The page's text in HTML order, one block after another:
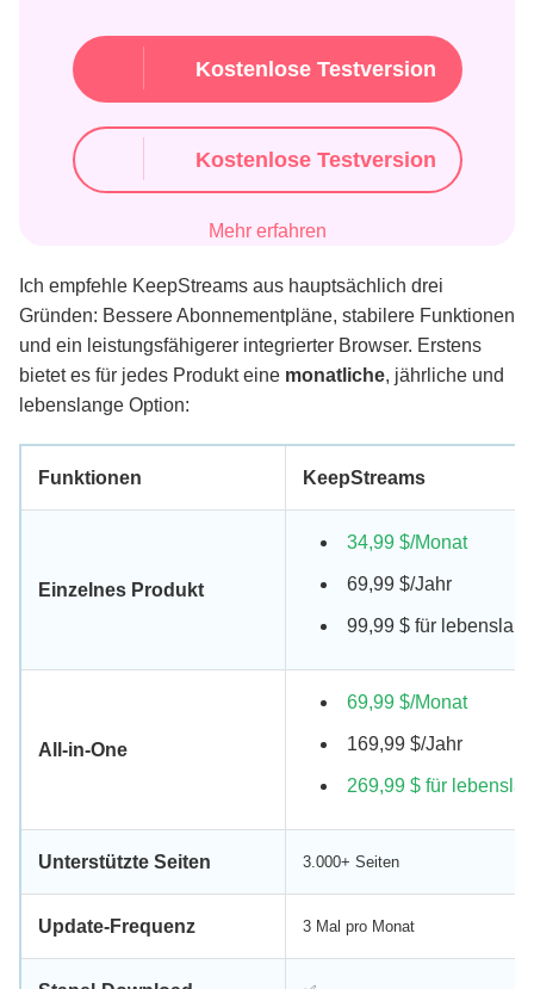
Kostenlose Testversion
Kostenlose Testversion
Mehr erfahren
Ich empfehle KeepStreams aus hauptsächlich drei
Gründen: Bessere Abonnementpläne, stabilere Funktionen
und ein leistungsfähigerer integrierter Browser. Erstens
bietet es für jedes Produkt eine monatliche, jährliche und
lebenslange Option:
Funktionen KeepStreams
Einzelnes Produkt
34,99 $/Monat
69,99 $/Jahr
99,99 $ für
All-in-One
69,99 $/Monat
169,99 $/Jahr
269,99 $ für
Unterstützte Seiten 3.000+ Seiten
Update-Frequenz 3 Mal pro Monat